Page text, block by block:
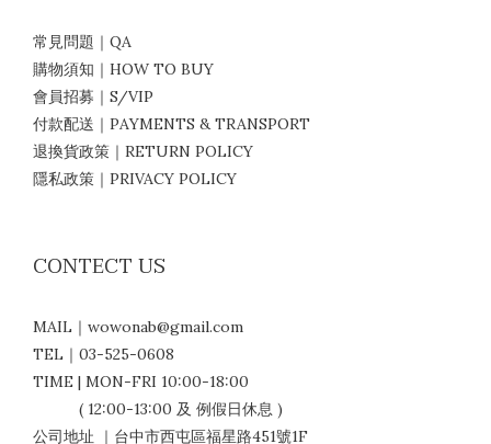
常見問題｜QA
購物須知｜HOW TO BUY
會員招募｜S/VIP
付款配送｜PAYMENTS & TRANSPORT
退換貨政策｜RETURN POLICY
隱私政策｜PRIVACY POLICY
CONTECT US
MAIL｜wowonab@gmail.com
TEL｜03-525-0608
TIME | MON-FRI 10:00-18:00
( 12:00-13:00 及 例假日休息 )
公司地址 ｜台中市西屯區福星路451號1F